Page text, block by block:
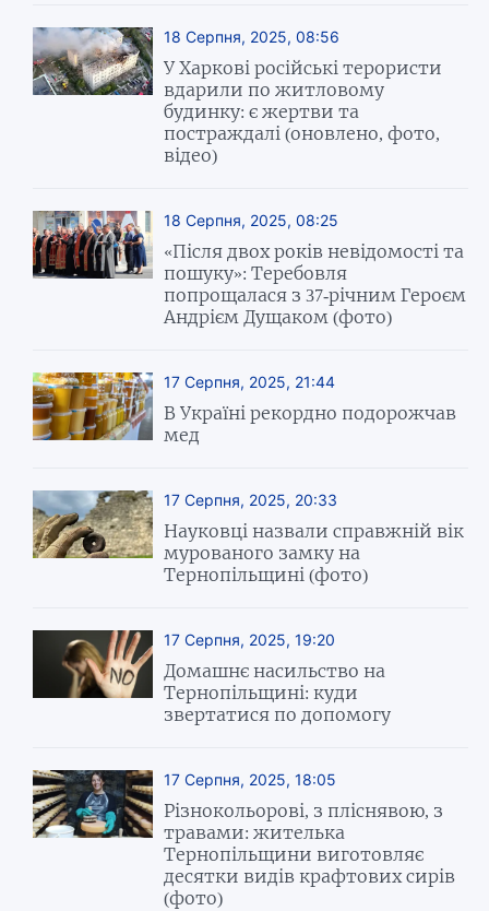
18 Серпня, 2025, 08:56
У Харкові російські терористи
вдарили по житловому
будинку: є жертви та
постраждалі (оновлено, фото,
відео)
18 Серпня, 2025, 08:25
«Після двох років невідомості та
пошуку»: Теребовля
попрощалася з 37-річним Героєм
Андрієм Дущаком (фото)
17 Серпня, 2025, 21:44
В Україні рекордно подорожчав
мед
17 Серпня, 2025, 20:33
Науковці назвали справжній вік
мурованого замку на
Тернопільщині (фото)
17 Серпня, 2025, 19:20
Домашнє насильство на
Тернопільщині: куди
звертатися по допомогу
17 Серпня, 2025, 18:05
Різнокольорові, з пліснявою, з
травами: жителька
Тернопільщини виготовляє
десятки видів крафтових сирів
(фото)